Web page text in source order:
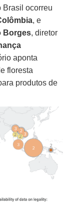
Brasil ocorreu
, e
Borges, diretor
aponta
floresta
produtos de